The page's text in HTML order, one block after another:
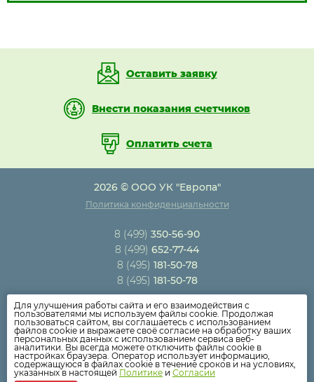
Оставить заявку
Внести показания счетчиков
Оплатить счета
2026 © ООО УК "Европа"
Политика конфиденциальности
8 (499) 350-56-90
8 (499) 652-77-44
8 (495) 181-50-78
8 (495) 181-50-78
Новости компании
Как оплатить
Дома
Раскрытие информации
Вопросы
Для улучшения работы сайта и его взаимодействия с
пользователями мы используем файлы cookie. Продолжая
пользоваться сайтом, вы соглашаетесь с использованием
файлов cookie и выражаете своё согласие на обработку ваших
персональных данных с использованием сервиса веб-
аналитики. Вы всегда можете отключить файлы cookie в
настройках браузера. Оператор использует информацию,
содержащуюся в файлах cookie в течение сроков и на условиях,
указанных в настоящей Политике и Согласии